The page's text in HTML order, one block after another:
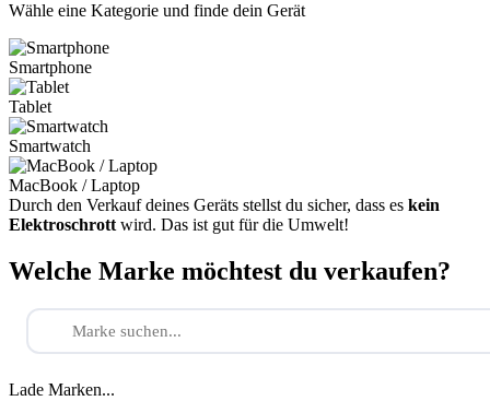
Wähle eine Kategorie und finde dein Gerät
Smartphone
Tablet
Smartwatch
MacBook / Laptop
Durch den Verkauf deines Geräts stellst du sicher, dass es kein
Elektroschrott wird. Das ist gut für die Umwelt!
Welche Marke möchtest du verkaufen?
Lade Marken...